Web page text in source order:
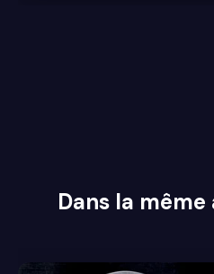
Dans la même